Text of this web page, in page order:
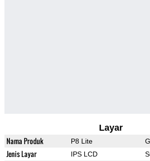
Layar
Nama Produk P8 Lite
Jenis Layar IPS LCD